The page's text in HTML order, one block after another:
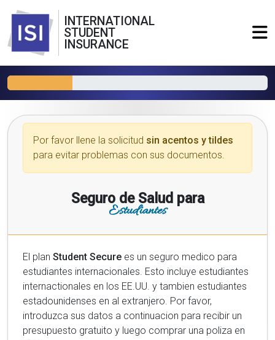
INTERNATIONAL
STUDENT
INSURANCE
Por favor llene la solicitud sin acentos y tildes
para evitar problemas con sus documentos.
Seguro de Salud para
Estudiantes
El plan Student Secure es un seguro medico para
estudiantes internacionales. Esto incluye estudiantes
internactionales en los EE.UU. y tambien estudiantes
estadounidenses en al extranjero. Por favor,
introduzca sus datos a continuacion para recibir un
presupuesto gratuito y luego comprar una poliza en